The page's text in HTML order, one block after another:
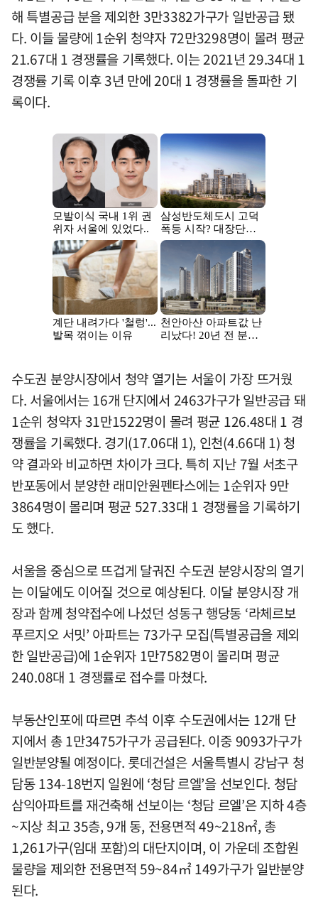
해 특별공급 분을 제외한 3만3382가구가 일반공급 됐
다. 이들 물량에 1순위 청약자 72만3298명이 몰려 평균
21.67대 1 경쟁률을 기록했다. 이는 2021년 29.34대 1
경쟁률 기록 이후 3년 만에 20대 1 경쟁률을 돌파한 기
록이다.
수도권 분양시장에서 청약 열기는 서울이 가장 뜨거웠
다. 서울에서는 16개 단지에서 2463가구가 일반공급 돼
1순위 청약자 31만1522명이 몰려 평균 126.48대 1 경
쟁률을 기록했다. 경기(17.06대 1), 인천(4.66대 1) 청
약 결과와 비교하면 차이가 크다. 특히 지난 7월 서초구
반포동에서 분양한 래미안원펜타스에는 1순위자 9만
3864명이 몰리며 평균 527.33대 1 경쟁률을 기록하기
도 했다.
서울을 중심으로 뜨겁게 달궈진 수도권 분양시장의 열기
는 이달에도 이어질 것으로 예상된다. 이달 분양시장 개
장과 함께 청약접수에 나섰던 성동구 행당동 ‘라체르보
푸르지오 서밋’ 아파트는 73가구 모집(특별공급을 제외
한 일반공급)에 1순위자 1만7582명이 몰리며 평균
240.08대 1 경쟁률로 접수를 마쳤다.
부동산인포에 따르면 추석 이후 수도권에서는 12개 단
지에서 총 1만3475가구가 공급된다. 이중 9093가구가
일반분양될 예정이다. 롯데건설은 서울특별시 강남구 청
담동 134-18번지 일원에 ‘청담 르엘’을 선보인다. 청담
삼익아파트를 재건축해 선보이는 ‘청담 르엘’은 지하 4층
~지상 최고 35층, 9개 동, 전용면적 49~218㎡, 총
1,261가구(임대 포함)의 대단지이며, 이 가운데 조합원
물량을 제외한 전용면적 59~84㎡ 149가구가 일반분양
된다.